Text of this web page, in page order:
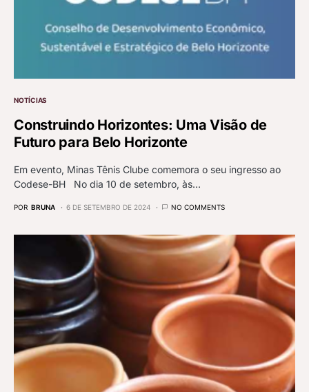
NOTÍCIAS
Construindo Horizontes: Uma Visão de
Futuro para Belo Horizonte
Em evento, Minas Tênis Clube comemora o seu ingresso ao
Codese-BH No dia 10 de setembro, às…
POR BRUNA 6 DE SETEMBRO DE 2024 NO COMMENTS